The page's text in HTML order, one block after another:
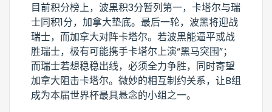
目前积分榜上，波黑积3分暂列第一，卡塔尔与瑞
士同积1分，加拿大垫底。最后一轮，波黑将迎战
瑞士，而加拿大对阵卡塔尔。若波黑能逼平或战
胜瑞士，极有可能携手卡塔尔上演“黑马突围”；
而瑞士若想稳稳出线，必须全力争胜，同时寄望
加拿大阻击卡塔尔。微妙的相互制约关系，让B组
成为本届世界杯最具悬念的小组之一。